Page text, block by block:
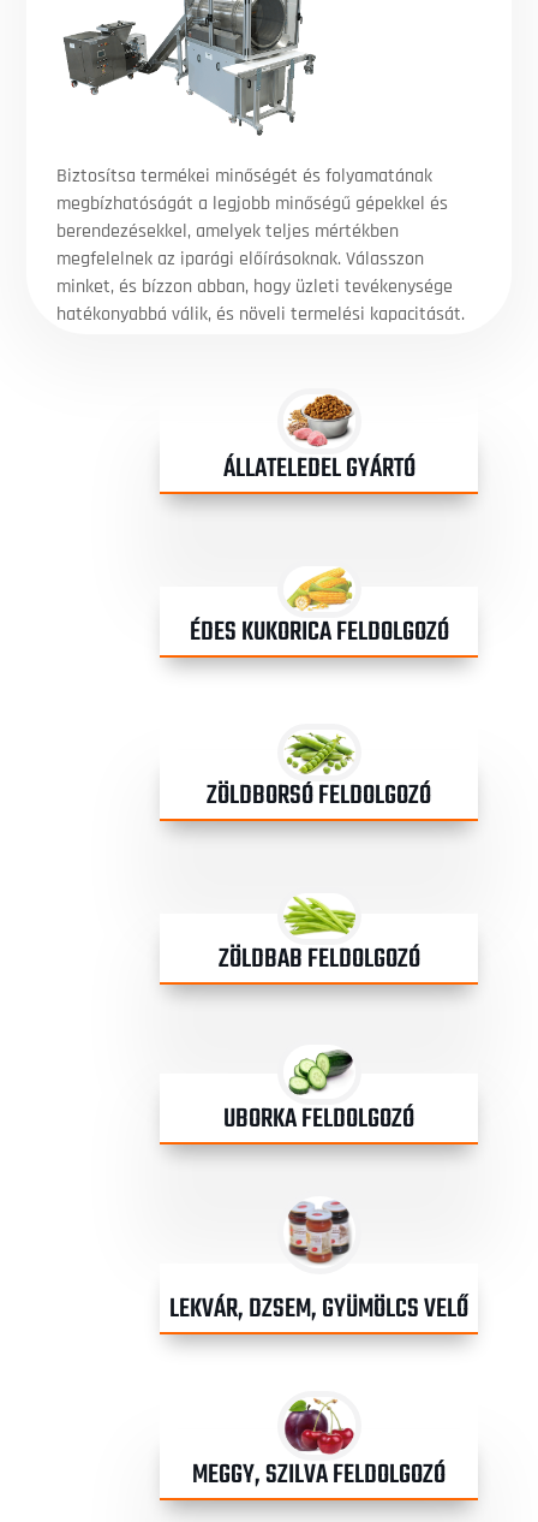
Biztosítsa termékei minőségét és folyamatának
megbízhatóságát a legjobb minőségű gépekkel és
berendezésekkel, amelyek teljes mértékben
megfelelnek az iparági előírásoknak. Válasszon
minket, és bízzon abban, hogy üzleti tevékenysége
hatékonyabbá válik, és növeli termelési kapacitását.
ÁLLATELEDEL GYÁRTÓ
ÉDES KUKORICA FELDOLGOZÓ
ZÖLDBORSÓ FELDOLGOZÓ
ZÖLDBAB FELDOLGOZÓ
UBORKA FELDOLGOZÓ
LEKVÁR, DZSEM, GYÜMÖLCS VELŐ
MEGGY, SZILVA FELDOLGOZÓ